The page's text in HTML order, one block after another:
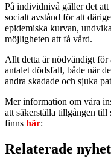
På individnivå gäller det
socialt avstånd för att
epidemiska kurvan,
möjligheten att få vård.
Allt detta är nödvändigt för
antalet dödsfall, både när
andra skadade och sjuka
Mer information om våra
att säkerställa tillgången
finns här:
Relaterade